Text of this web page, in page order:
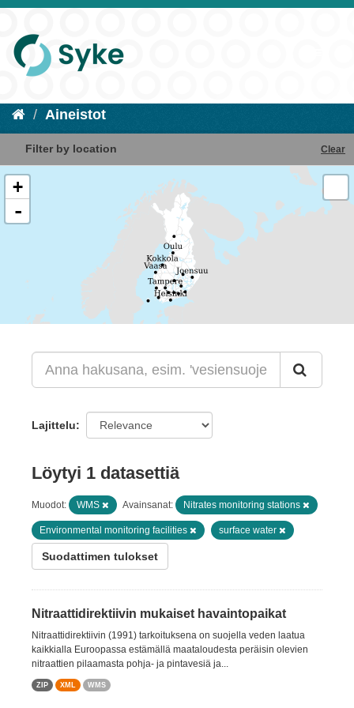
Aineistot
Filter by location Clear
+
-
Lajittelu
Löytyi 1 datasettiä
Muodot: WMS Avainsanat: Nitrates monitoring stations
Environmental monitoring facilities surface water
Suodattimen tulokset
Nitraattidirektiivin mukaiset havaintopaikat
Nitraattidirektiivin (1991) tarkoituksena on suojella veden laatua
kaikkialla Euroopassa estämällä maataloudesta peräisin olevien
nitraattien pilaamasta pohja- ja pintavesiä ja...
ZIP XML WMS